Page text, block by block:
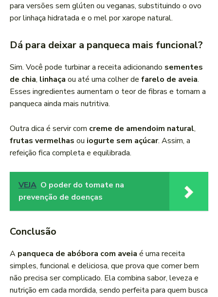
para versões sem glúten ou veganas, substituindo o ovo
por linhaça hidratada e o mel por xarope natural.
Dá para deixar a panqueca mais funcional?
Sim. Você pode turbinar a receita adicionando sementes
de chia, linhaça ou até uma colher de farelo de aveia.
Esses ingredientes aumentam o teor de fibras e tornam a
panqueca ainda mais nutritiva.
Outra dica é servir com creme de amendoim natural,
frutas vermelhas ou iogurte sem açúcar. Assim, a
refeição fica completa e equilibrada.
VEJA O poder do tomate na
prevenção de doenças
Conclusão
A panqueca de abóbora com aveia é uma receita
simples, funcional e deliciosa, que prova que comer bem
não precisa ser complicado. Ela combina sabor, leveza e
nutrição em cada mordida, sendo perfeita para quem busca